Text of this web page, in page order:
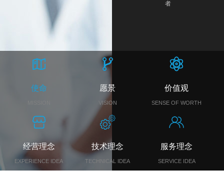
使命 愿景
VISION
价值观
SENSE OF WORTH
经营理念
EXPERIENCE IDEA
技术理念
TECHNICAL IDEA
服务理念
SERVICE IDEA
者